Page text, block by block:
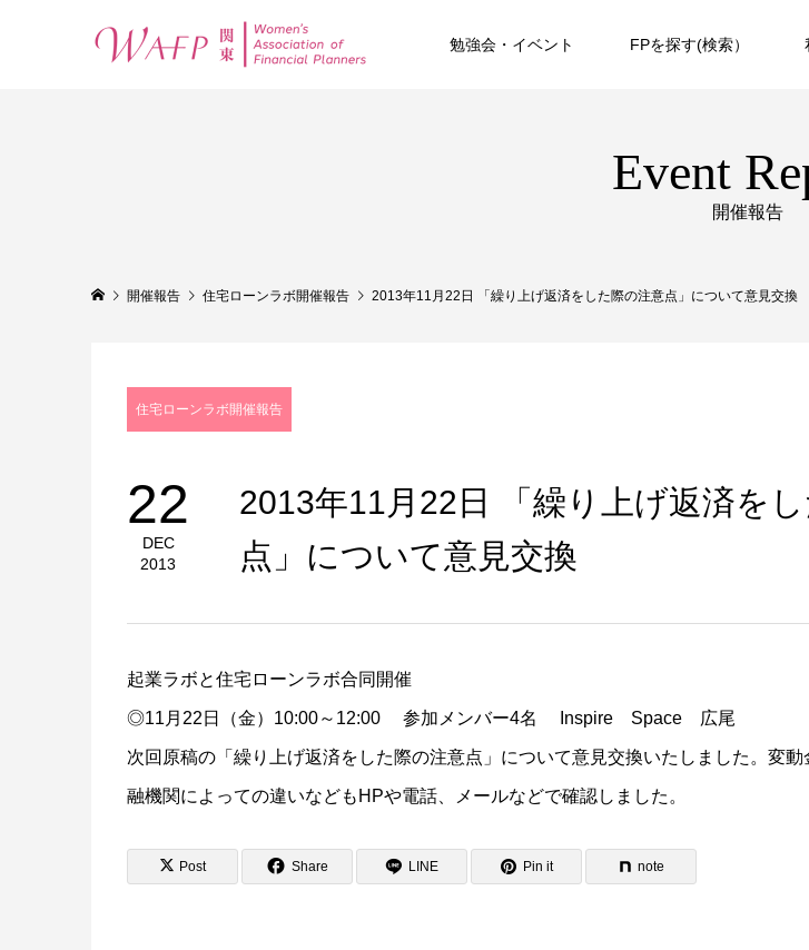
勉強会・イベント FPを探す(検索）
Event
開催報告
開催報告 住宅ローンラボ開催報告 2013年11月22日 「繰り上げ返済をした際の注意点」について意見交換
住宅ローンラボ開催報告
22
DEC
2013
2013年11月22日 「繰り上げ返済を
点」について意見交換
起業ラボと住宅ローンラボ合同開催
◎11月22日（金）10:00～12:00 参加メンバー4名 Inspire Space 広尾
次回原稿の「繰り上げ返済をした際の注意点」について意見交換いたしました。変
融機関によっての違いなどもHPや電話、メールなどで確認しました。
Post Share LINE Pin it note
第２